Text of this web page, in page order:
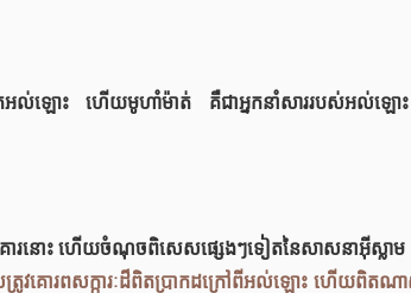
ែងតែអល់ឡោះ ហើយមូហាំម៉ាត់ គឺជាអ្នកនាំសាររបស់អល់ឡ
លត្រូវគោរពសក្ការៈដ៏ពិតប្រាកដក្រៅពីអល់ឡោះ ហើយពិតណ